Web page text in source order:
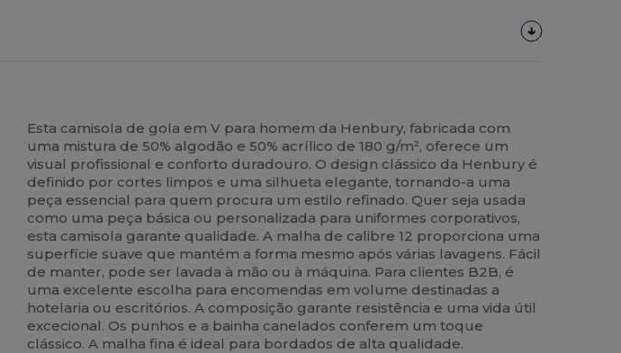
Esta camisola de gola em V para homem da Henbury, fabricada com
uma mistura de 50% algodão e 50% acrílico de 180 g/m², oferece um
visual profissional e conforto duradouro. O design clássico da Henbury é
definido por cortes limpos e uma silhueta elegante, tornando-a uma
peça essencial para quem procura um estilo refinado. Quer seja usada
como uma peça básica ou personalizada para uniformes corporativos,
esta camisola garante qualidade. A malha de calibre 12 proporciona uma
superfície suave que mantém a forma mesmo após várias lavagens. Fácil
de manter, pode ser lavada à mão ou à máquina. Para clientes B2B, é
uma excelente escolha para encomendas em volume destinadas a
hotelaria ou escritórios. A composição garante resistência e uma vida útil
excecional. Os punhos e a bainha canelados conferem um toque
clássico. A malha fina é ideal para bordados de alta qualidade.